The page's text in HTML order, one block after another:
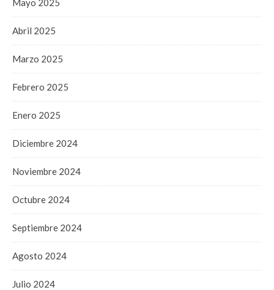
Mayo 2025
Abril 2025
Marzo 2025
Febrero 2025
Enero 2025
Diciembre 2024
Noviembre 2024
Octubre 2024
Septiembre 2024
Agosto 2024
Julio 2024